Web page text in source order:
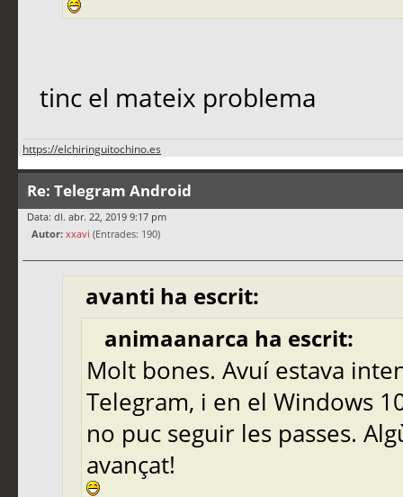
tinc el mateix problema
https://elchiringuitochino.es
Re: Telegram Android
Data: dl. abr. 22, 2019 9:17 pm
Autor: xxavi (Entrades: 190)
avanti ha escrit:
animaanarca ha escrit:
Molt bones. Avuí estava
Telegram, i en el Windows
no puc seguir les passes.
avançat!